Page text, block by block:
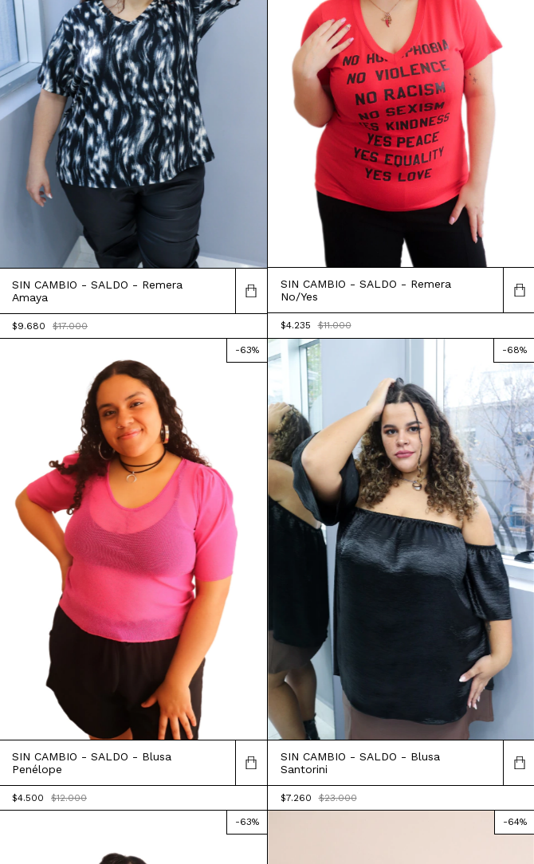
SIN CAMBIO - SALDO - Remera
Amaya
$9.680 $17.000
SIN CAMBIO - SALDO - Remera
No/Yes
$4.235 $11.000
-63%
SIN CAMBIO - SALDO - Blusa
Penélope
$4.500 $12.000
-68%
SIN CAMBIO - SALDO - Blusa
Santorini
$7.260 $23.000
-63% -64%